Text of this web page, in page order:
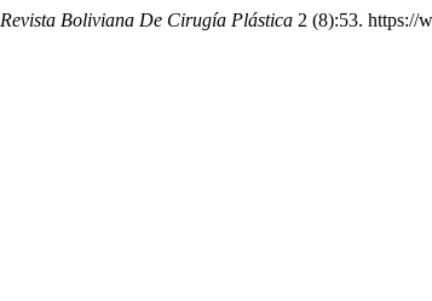
Revista Boliviana De Cirugía Plástica 2 (8):53. https://